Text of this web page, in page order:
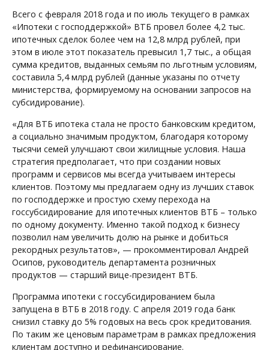
Всего с февраля 2018 года и по июль текущего в рамках
«Ипотеки с господдержкой» ВТБ провел более 4,2 тыс.
ипотечных сделок более чем на 12,8 млрд рублей, при
этом в июле этот показатель превысил 1,7 тыс., а общая
сумма кредитов, выданных семьям по льготным условиям,
составила 5,4 млрд рублей (данные указаны по отчету
министерства, формируемому на основании запросов на
субсидирование).
«Для ВТБ ипотека стала не просто банковским кредитом,
а социально значимым продуктом, благодаря которому
тысячи семей улучшают свои жилищные условия. Наша
стратегия предполагает, что при создании новых
программ и сервисов мы всегда учитываем интересы
клиентов. Поэтому мы предлагаем одну из лучших ставок
по господдержке и простую схему перехода на
госсубсидирование для ипотечных клиентов ВТБ – только
по одному документу. Именно такой подход к бизнесу
позволил нам увеличить долю на рынке и добиться
рекордных результатов», — прокомментировал Андрей
Осипов, руководитель департамента розничных
продуктов — старший вице-президент ВТБ.
Программа ипотеки с госсубсидированием была
запущена в ВТБ в 2018 году. С апреля 2019 года банк
снизил ставку до 5% годовых на весь срок кредитования.
По таким же ценовым параметрам в рамках предложения
клиентам доступно и рефинансирование.